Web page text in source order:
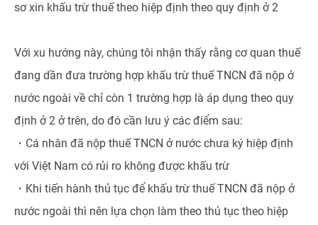
sơ xin khấu trừ thuế theo hiệp định theo quy định ở 2
Với xu hướng này, chúng tôi nhận thấy rằng cơ quan thuế
đang dần đưa trường hợp khấu trừ thuế TNCN đã nộp ở
nước ngoài về chỉ còn 1 trường hợp là áp dụng theo quy
định ở 2 ở trên, do đó cần lưu ý các điểm sau:
・Cá nhân đã nộp thuế TNCN ở nước chưa ký hiệp định
với Việt Nam có rủi ro không được khấu trừ
・Khi tiến hành thủ tục để khấu trừ thuế TNCN đã nộp ở
nước ngoài thì nên lựa chọn làm theo thủ tục theo hiệp